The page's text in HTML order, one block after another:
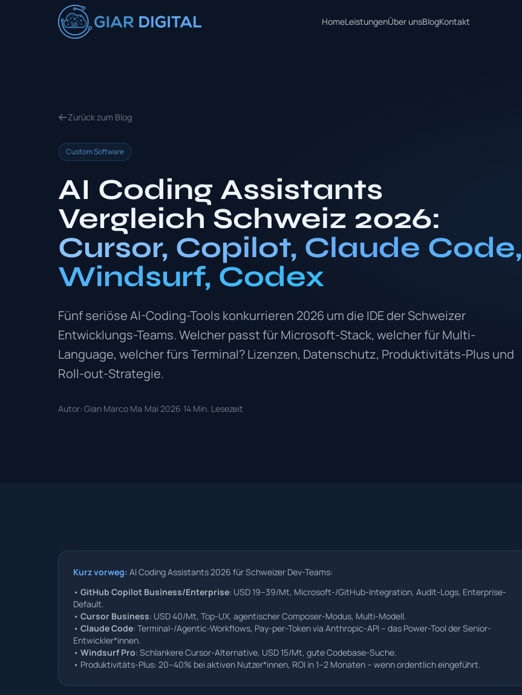
HomeLeistungenÜber unsBlogKontakt
Zurück zum Blog
Custom Software
AI Coding Assistants
Vergleich Schweiz 2026:
Cursor, Copilot, Claude Code,
Windsurf, Codex
Fünf seriöse AI-Coding-Tools konkurrieren 2026 um die IDE der Schweizer
Entwicklungs-Teams. Welcher passt für Microsoft-Stack, welcher für Multi-
Language, welcher fürs Terminal? Lizenzen, Datenschutz, Produktivitäts-Plus und
Roll-out-Strategie.
Autor: Gian Marco Ma Mai 2026 14 Min. Lesezeit
Kurz vorweg: AI Coding Assistants 2026 für Schweizer Dev-Teams:
• GitHub Copilot Business/Enterprise: USD 19–39/Mt, Microsoft-/GitHub-Integration, Audit-Logs, Enterprise-
Default.
• Cursor Business: USD 40/Mt, Top-UX, agentischer Composer-Modus, Multi-Modell.
• Claude Code: Terminal-/Agentic-Workflows, Pay-per-Token via Anthropic-API – das Power-Tool der Senior-
Entwickler*innen.
• Windsurf Pro: Schlankere Cursor-Alternative, USD 15/Mt, gute Codebase-Suche.
• Produktivitäts-Plus: 20–40% bei aktiven Nutzer*innen, ROI in 1–2 Monaten – wenn ordentlich eingeführt.